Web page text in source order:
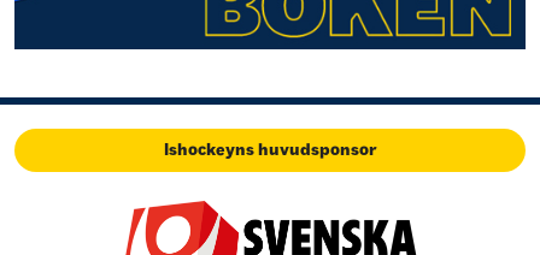
Ishockeyns huvudsponsor